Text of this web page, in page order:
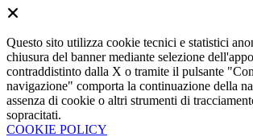
Questo sito utilizza cookie tecnici e statistici
chiusura del banner mediante selezione
contraddistinto dalla X o tramite il pulsante
navigazione" comporta la continuazione della
assenza di cookie o altri strumenti di
sopracitati.
COOKIE POLICY